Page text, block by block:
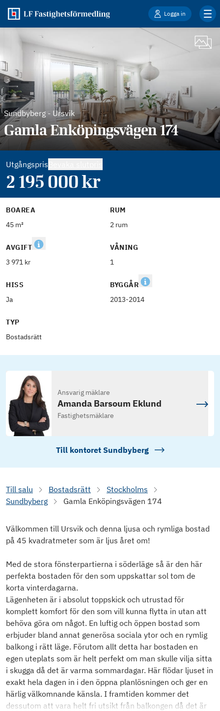
Logga in
Sundbyberg - Ursvik
Gamla Enköpingsvägen 174
Utgångspris
2 195 000kr
BOAREA
45 m²
RUM
2 rum
AVGIFT
3 971 kr
VÅNING
1
HISS
Ja
BYGGÅR
2013-2014
TYP
Bostadsrätt
Ansvarig mäklare
Amanda Barsoum Eklund
Fastighetsmäklare
Till kontoret Sundbyberg
Till salu Bostadsrätt
Stockholms
Sundbyberg
Gamla Enköpingsvägen 174
Välkommen till Ursvik och denna ljusa och rymliga bostad
på 45 kvadratmeter som är ljus året om!
Med de stora fönsterpartierna i söderläge så är den här
perfekta bostaden för den som uppskattar sol tom de
korta vinterdagarna.
Lägenheten är i absolut toppskick och utrustad för
komplett komfort för den som vill kunna flytta in utan att
behöva göra om något. En luftig och öppen bostad som
erbjuder bland annat generösa sociala ytor och en rymlig
balkong i rätt läge. Förutom allt detta har bostaden en
egen uteplats som är helt perfekt om man skulle vilja sitta
i skugga då det är varma sommardagar. Här flödar ljuset in
exakt hela dagen in i den öppna planlösningen och ger en
härlig välkomnande känsla. I framtiden kommer det
dessutom att vara helt fri utsikt från balkongen då det är